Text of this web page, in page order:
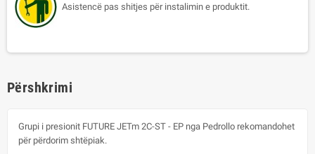
Asistencë pas shitjes për instalimin e produktit.
Përshkrimi
Grupi i presionit FUTURE JETm 2C-ST - EP nga Pedrollo rekomandohet
për përdorim shtëpiak.